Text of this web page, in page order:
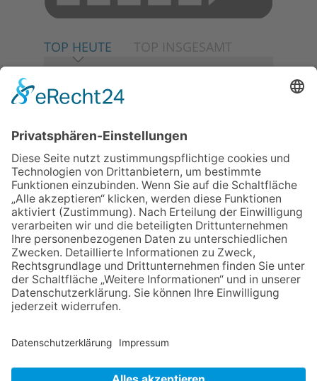
TOP HEUTE TOP INSGESAMT
06.08.2026
Baustellenführung führt auch in
die Zukunft der Stadt
Königstein
06.08.2026
Klinikforum zum Thema
Karpaltunnelsyndrom
06.08.2026
Gewinnspiel zum Start ins
Schuljahr
30.07.2026
Ganz Niederhöchstadt wird zur
Festmeile
NACH OBEN